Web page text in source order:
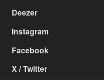
Deezer
Instagram
Facebook
X / Twitter